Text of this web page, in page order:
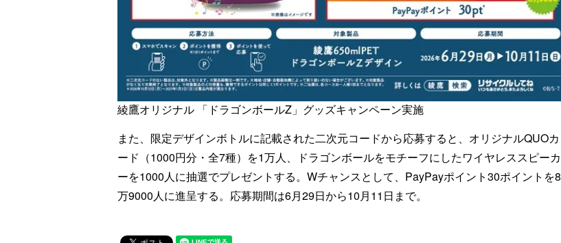
綾鷹オリジナル 「ドラゴンボールZ」グッズキャンペーン実施
また、限定デザインボトルに記載された二次元コードから応募すると、オリジナルQUOカ
ード（1000円分・全7種）を1万人、ドラゴンボールをモチーフにしたワイヤレススピーカ
ーを1000人に抽選でプレゼントする。Wチャンスとして、PayPayポイント30ポイントを8
万9000人に進呈する。応募期間は6月29日から10月11日まで。